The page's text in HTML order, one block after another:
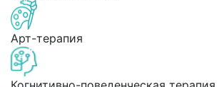
Арт-терапия